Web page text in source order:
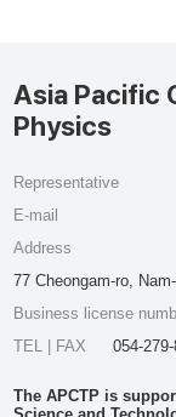
Asia Pacific
Physics
Representative
E-mail
Address
77 Cheongam-ro,
Business license
TEL | FAX
054-
The APCTP is